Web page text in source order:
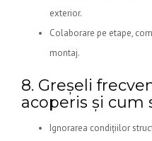
exterior.
Colaborare pe etape,
montaj.
8. Greșeli
acoperis și cum
Ignorarea condițiilor